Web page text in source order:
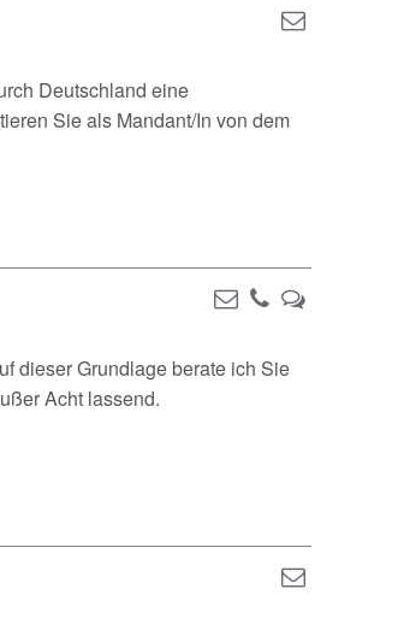
Deutschland eine
Sie als Mandant/In von dem
dieser Grundlage berate ich Sie
Acht lassend.